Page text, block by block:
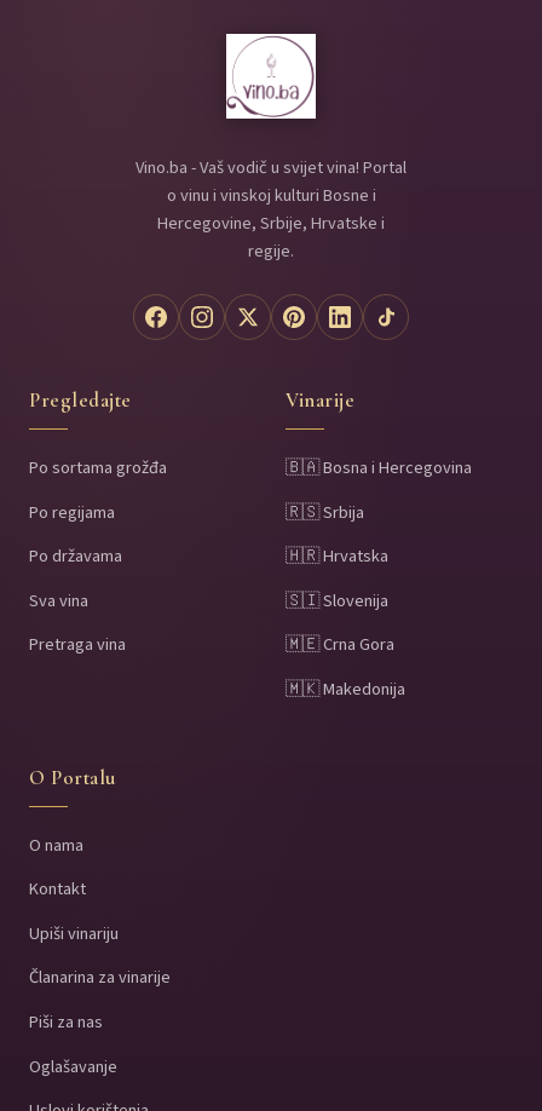
Vino.ba - Vaš vodič u svijet vina! Portal
o vinu i vinskoj kulturi Bosne i
Hercegovine, Srbije, Hrvatske i
regije.
Pregledajte
Po sortama grožđa
Po regijama
Po državama
Sva vina
Pretraga vina
Vinarije
🇧🇦 Bosna i Hercegovina
🇷🇸 Srbija
🇭🇷 Hrvatska
🇸🇮 Slovenija
🇲🇪 Crna Gora
🇲🇰 Makedonija
O Portalu
O nama
Kontakt
Upiši vinariju
Članarina za vinarije
Piši za nas
Oglašavanje